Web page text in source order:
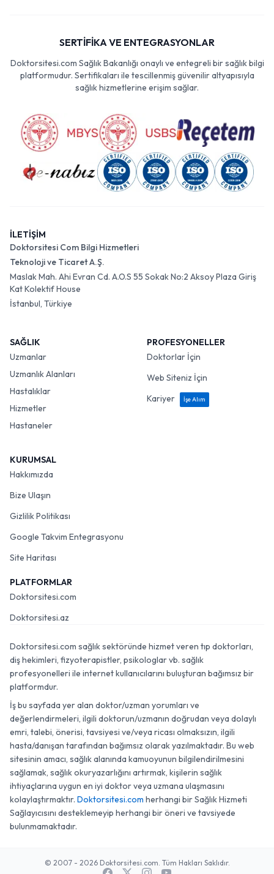
SERTİFİKA VE ENTEGRASYONLAR
Doktorsitesi.com Sağlık Bakanlığı onaylı ve entegreli bir sağlık bilgi
platformudur. Sertifikaları ile tescillenmiş güvenilir altyapısıyla
sağlık hizmetlerine erişim sağlar.
İLETİŞİM
Doktorsitesi Com Bilgi Hizmetleri
Teknoloji ve Ticaret A.Ş.
Maslak Mah. Ahi Evran Cd. A.O.S 55 Sokak No:2 Aksoy Plaza Giriş
Kat Kolektif House
İstanbul, Türkiye
SAĞLIK
Uzmanlar
Uzmanlık Alanları
Hastalıklar
Hizmetler
Hastaneler
PROFESYONELLER
Doktorlar İçin
Web Siteniz İçin
Kariyer
İşe Alım
KURUMSAL
Hakkımızda
Bize Ulaşın
Gizlilik Politikası
Google Takvim Entegrasyonu
Site Haritası
PLATFORMLAR
Doktorsitesi.com
Doktorsitesi.az
Doktorsitesi.com sağlık sektöründe hizmet veren tıp doktorları,
diş hekimleri, fizyoterapistler, psikologlar vb. sağlık
profesyonelleri ile internet kullanıcılarını buluşturan bağımsız bir
platformdur.
İş bu sayfada yer alan doktor/uzman yorumları ve
değerlendirmeleri, ilgili doktorun/uzmanın doğrudan veya dolaylı
emri, talebi, önerisi, tavsiyesi ve/veya ricası olmaksızın, ilgili
hasta/danışan tarafından bağımsız olarak yazılmaktadır. Bu web
sitesinin amacı, sağlık alanında kamuoyunun bilgilendirilmesini
sağlamak, sağlık okuryazarlığını artırmak, kişilerin sağlık
ihtiyaçlarına uygun en iyi doktor veya uzmana ulaşmasını
kolaylaştırmaktır. Doktorsitesi.com herhangi bir Sağlık Hizmeti
Sağlayıcısını desteklemeyip herhangi bir öneri ve tavsiyede
bulunmamaktadır.
© 2007 - 2026 Doktorsitesi.com. Tüm Hakları Saklıdır.